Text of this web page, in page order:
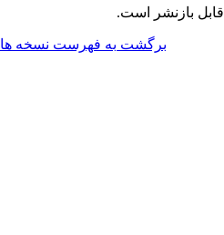
قابل بازنشر است.
برگشت به فهرست نسخه ها